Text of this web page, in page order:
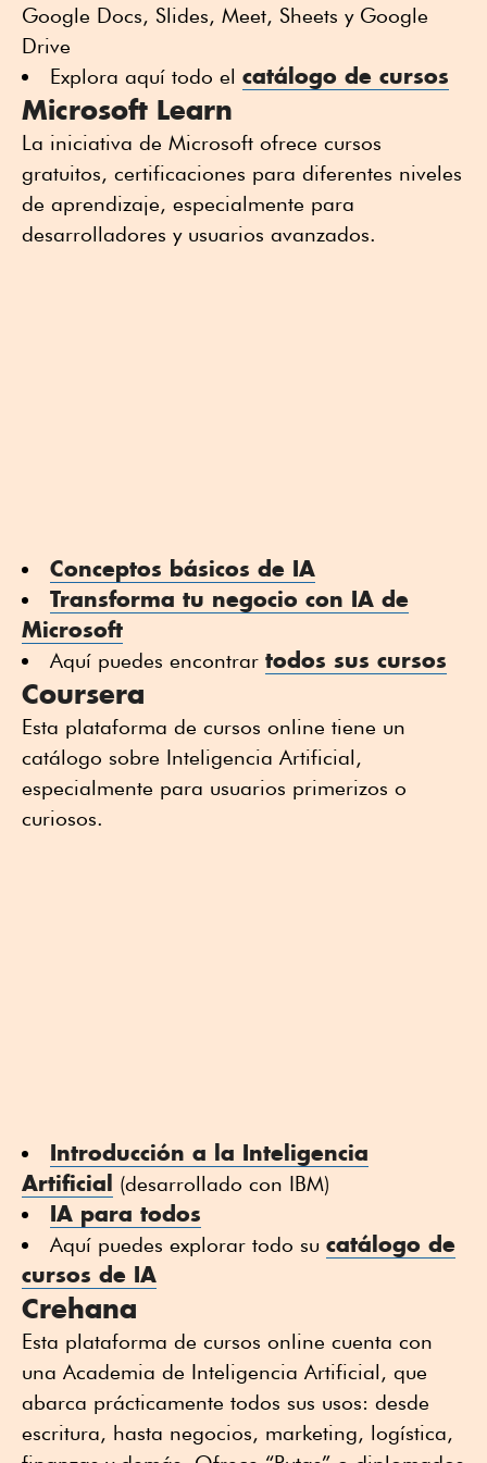
Google Docs, Slides, Meet, Sheets y Google
Drive
Explora aquí todo el catálogo de cursos
Microsoft Learn
La iniciativa de Microsoft ofrece cursos
gratuitos, certificaciones para diferentes niveles
de aprendizaje, especialmente para
desarrolladores y usuarios avanzados.
Conceptos básicos de IA
Transforma tu negocio con IA de
Microsoft
Aquí puedes encontrar todos sus cursos
Coursera
Esta plataforma de cursos online tiene un
catálogo sobre Inteligencia Artificial,
especialmente para usuarios primerizos o
curiosos.
Introducción a la Inteligencia
Artificial
(desarrollado con IBM)
IA para todos
Aquí puedes explorar todo su catálogo de
cursos de IA
Crehana
Esta plataforma de cursos online cuenta con
una Academia de Inteligencia Artificial, que
abarca prácticamente todos sus usos: desde
escritura, hasta negocios, marketing, logística,